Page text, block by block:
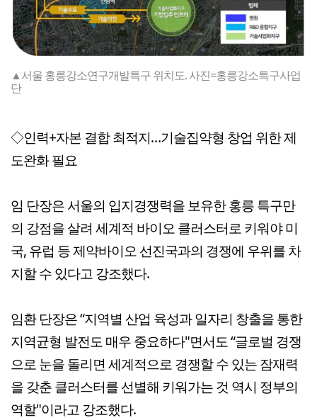
▲서울 홍릉강소연구개발특구 위치도. 사진=홍릉강소특구사업
단
◇인력+자본 결합 최적지…기술집약형 창업 위한 제
도완화 필요
임 단장은 서울의 입지경쟁력을 보유한 홍릉 특구만
의 강점을 살려 세계적 바이오 클러스터로 키워야 미
국, 유럽 등 제약바이오 선진국과의 경쟁에 우위를 차
지할 수 있다고 강조했다.
임환 단장은 “지역별 산업 육성과 일자리 창출을 통한
지역균형 발전도 매우 중요하다"면서도 “글로벌 경쟁
으로 눈을 돌리면 세계적으로 경쟁할 수 있는 잠재력
을 갖춘 클러스터를 선별해 키워가는 것 역시 정부의
역할"이라고 강조했다.